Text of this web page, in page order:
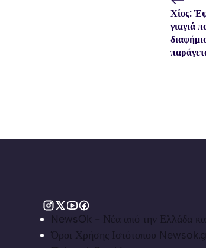
Χίος:
γιαγιά
NewsOk - Νέα από την Ελλάδα
Όροι Χρήσης Ιστότοπου